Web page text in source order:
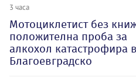
3 часа
Мотоциклетист без
положителна проба за
алкохол катастрофира в
Благоевградско